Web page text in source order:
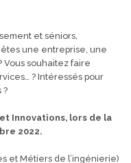
et séniors,
êtes une entreprise, une
Vous souhaitez faire
? Intéressés pour
?
Innovations, lors de la
2022.
et Métiers de l’ingénierie)